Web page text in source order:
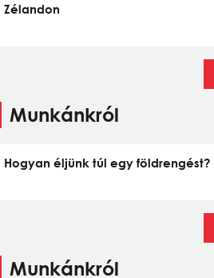
Zélandon
Munkánkról
Hogyan éljünk túl egy földrengést?
Munkánkról